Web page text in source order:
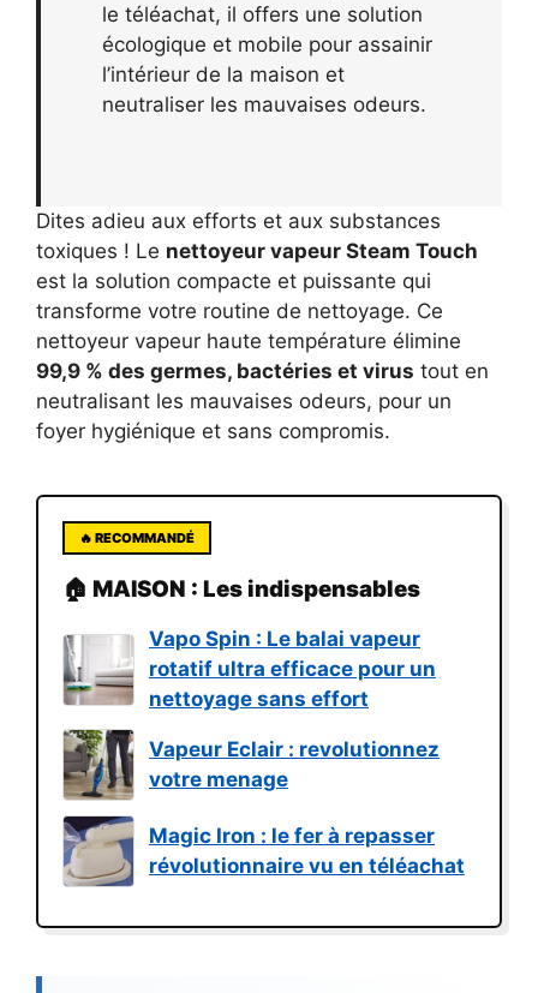
le téléachat, il offers une solution
écologique et mobile pour assainir
l’intérieur de la maison et
neutraliser les mauvaises odeurs.
Dites adieu aux efforts et aux substances
toxiques ! Le nettoyeur vapeur Steam Touch
est la solution compacte et puissante qui
transforme votre routine de nettoyage. Ce
nettoyeur vapeur haute température élimine
99,9 % des germes, bactéries et virus tout en
neutralisant les mauvaises odeurs, pour un
foyer hygiénique et sans compromis.
🔥 RECOMMANDÉ
🏠 MAISON : Les indispensables
Vapo Spin : Le balai vapeur
rotatif ultra efficace pour un
nettoyage sans effort
Vapeur Eclair : revolutionnez
votre menage
Magic Iron : le fer à repasser
révolutionnaire vu en téléachat